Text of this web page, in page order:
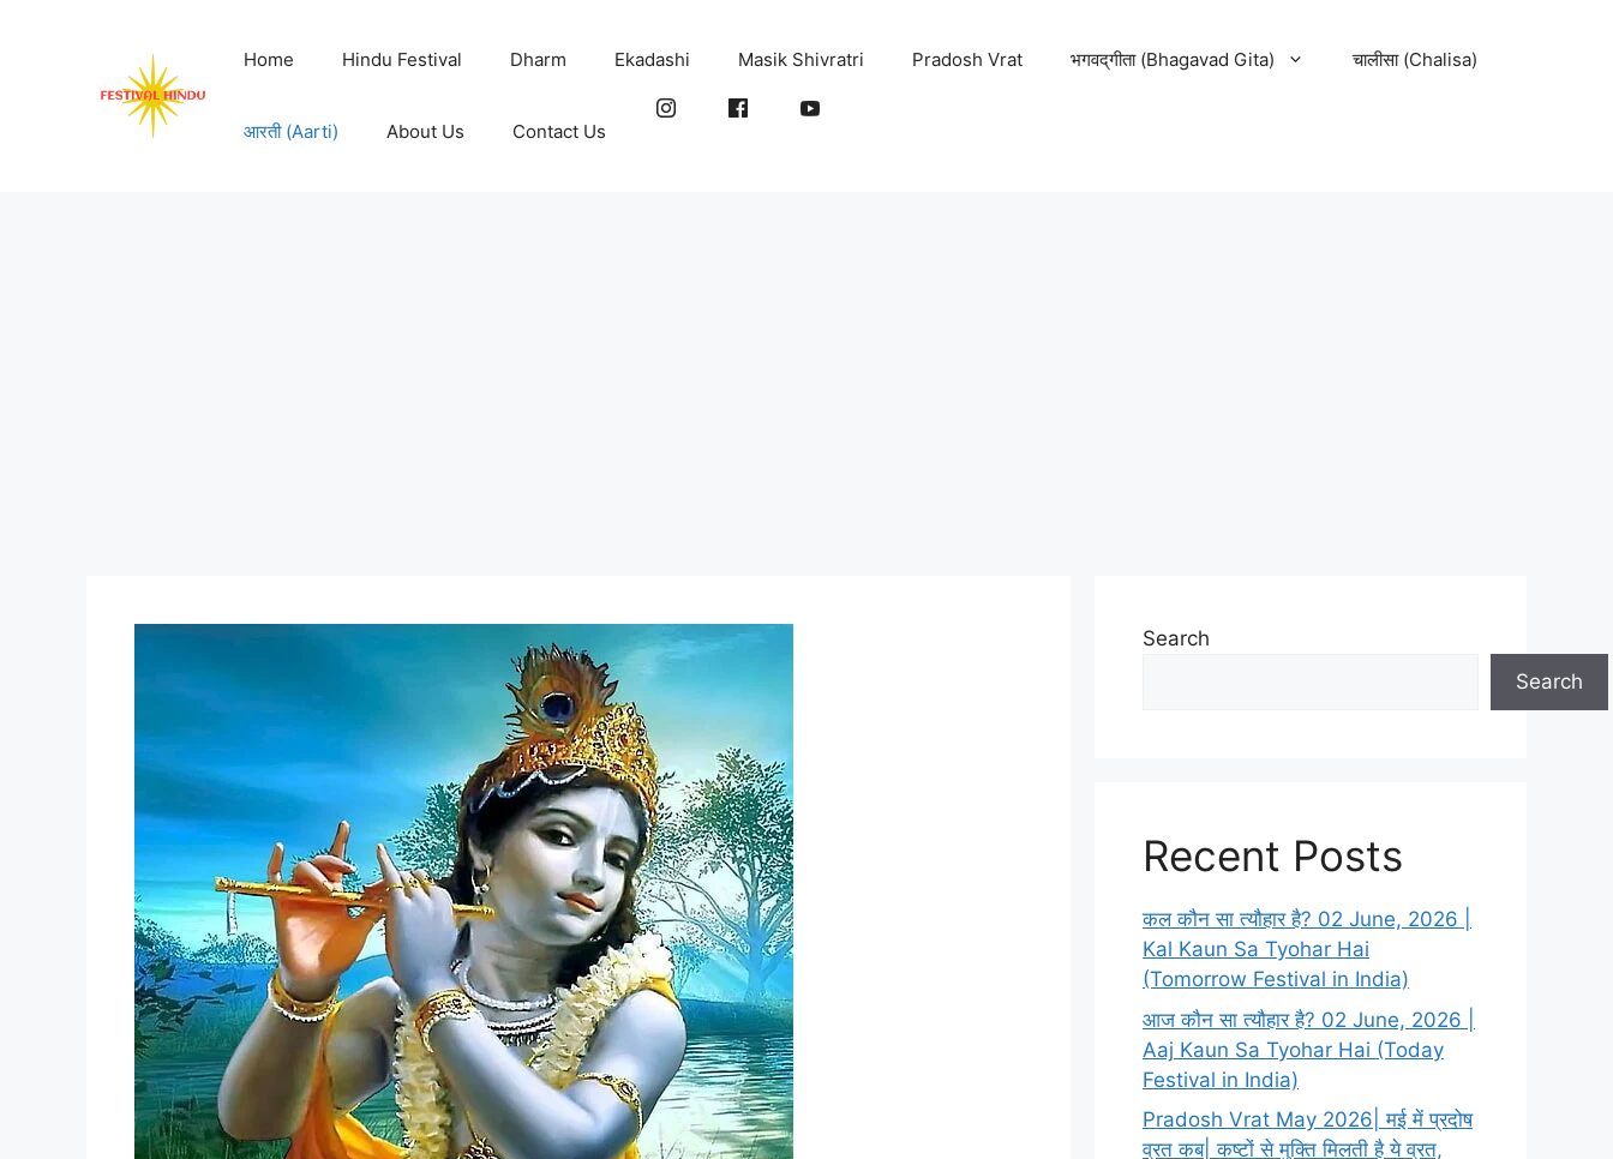
Home Hindu Festival Dharm Ekadashi Masik Shivratri Pradosh Vrat भगवद्‌गीता (Bhagavad Gita) चालीसा (Chalisa)
आरती (Aarti) About Us Contact Us
Search
Search
Recent Posts
कल कौन सा त्यौहार है? 02 June, 2026 |
Kal Kaun Sa Tyohar Hai
(Tomorrow Festival in India)
आज कौन सा त्यौहार है? 02 June, 2026 |
Aaj Kaun Sa Tyohar Hai (Today
Festival in India)
Pradosh Vrat May 2026| मई में प्रदोष
व्रत कब| कष्टों से मुक्ति मिलती है ये व्रत,